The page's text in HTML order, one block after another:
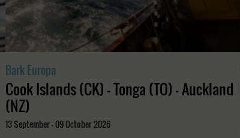
Bark Europa
Cook Islands (CK) - Tonga (TO) - Auckland
(NZ)
13 September - 09 October 2026